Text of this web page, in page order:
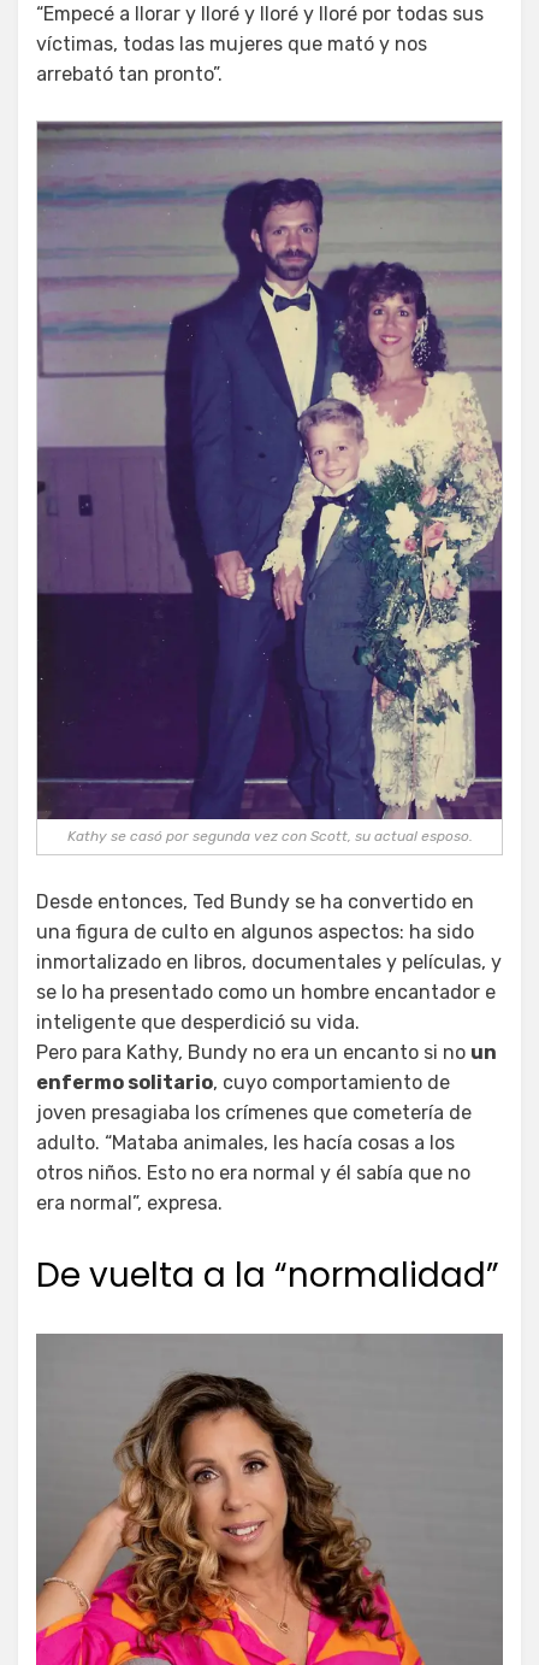
“Empecé a llorar y lloré y lloré y lloré por todas sus
víctimas, todas las mujeres que mató y nos
arrebató tan pronto”.
Kathy se casó por segunda vez con Scott, su actual esposo.
Desde entonces, Ted Bundy se ha convertido en
una figura de culto en algunos aspectos: ha sido
inmortalizado en libros, documentales y películas, y
se lo ha presentado como un hombre encantador e
inteligente que desperdició su vida.
Pero para Kathy, Bundy no era un encanto si no un
enfermo solitario, cuyo comportamiento de
joven presagiaba los crímenes que cometería de
adulto. “Mataba animales, les hacía cosas a los
otros niños. Esto no era normal y él sabía que no
era normal”, expresa.
De vuelta a la “normalidad”